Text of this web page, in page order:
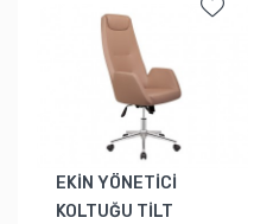
EKİN YÖNETİCİ
KOLTUĞU TİLT